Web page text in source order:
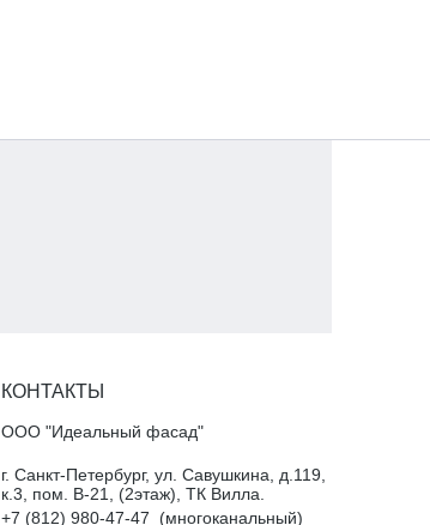
КОНТАКТЫ
ООО "Идеальный фасад"
г. Санкт-Петербург, ул. Савушкина, д.119,
к.3, пом. В-21, (2этаж), ТК Вилла.
+7 (812) 980-47-47_(многоканальный)